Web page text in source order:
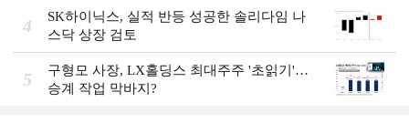
4
SK하이닉스, 실적 반등 성공한 솔리다임 나
스닥 상장 검토
5
구형모 사장, LX홀딩스 최대주주 '초읽기'…
승계 작업 막바지?